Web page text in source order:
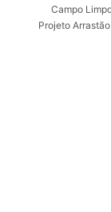
Campo
Projeto